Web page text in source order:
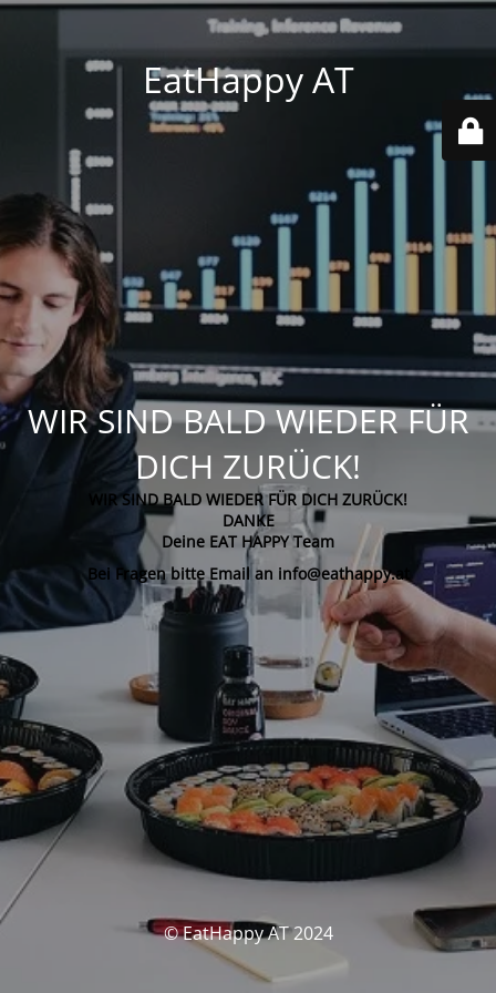
EatHappy AT
WIR SIND BALD WIEDER FÜR
DICH ZURÜCK!
WIR SIND BALD WIEDER FÜR DICH ZURÜCK!
DANKE
Deine EAT HAPPY Team
Bei Fragen bitte Email an info@eathappy.at
© EatHappy AT 2024